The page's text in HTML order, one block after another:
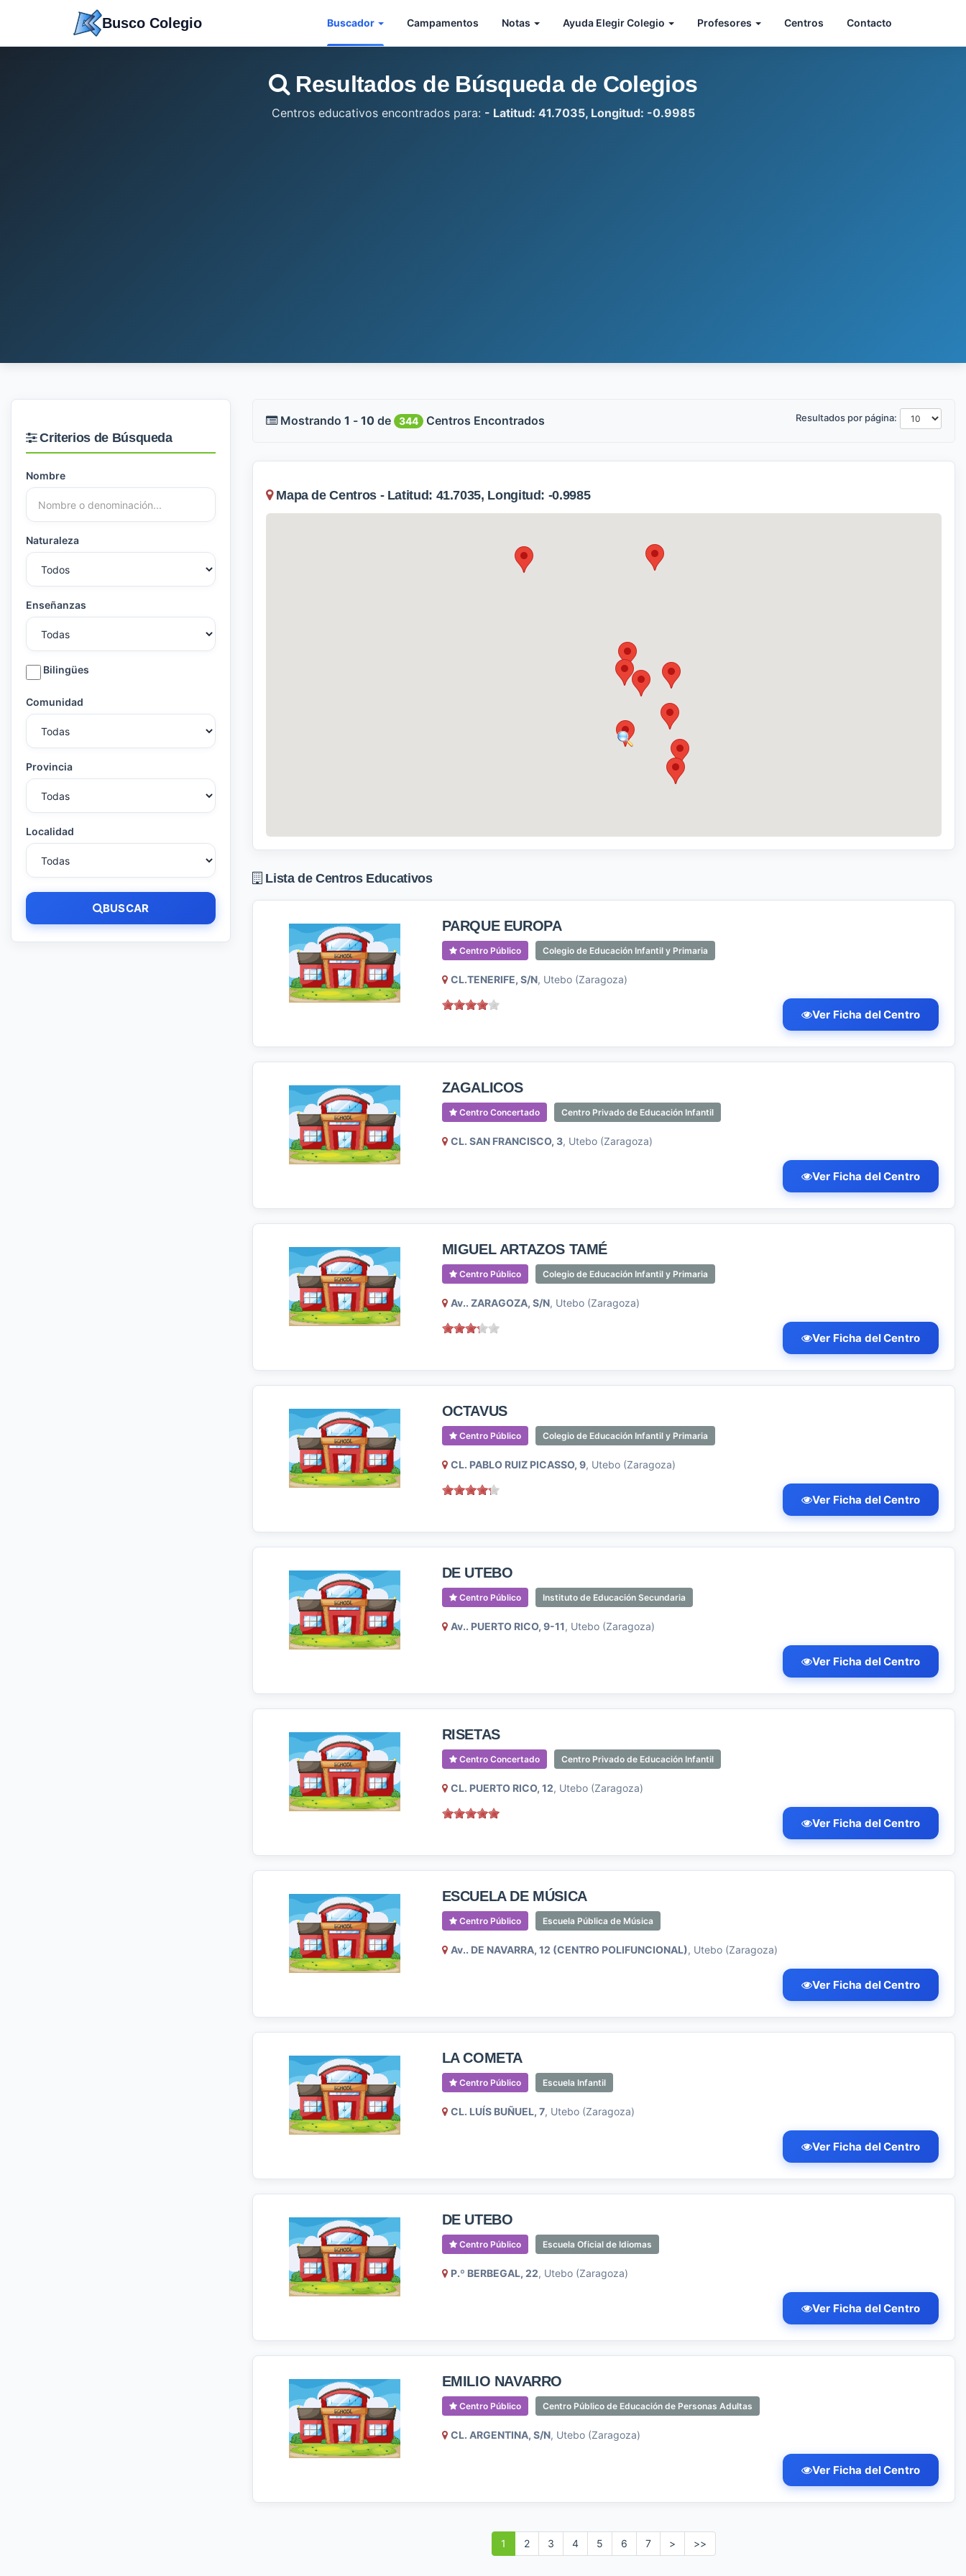
Busco Colegio Buscador Campamentos Notas Ayuda Elegir Colegio Profesores Centros Contacto
Resultados de Búsqueda de Colegios
Centros educativos encontrados para: - Latitud: 41.7035, Longitud: -0.9985
Criterios de Búsqueda
Nombre
Naturaleza
Enseñanzas
Bilingües
Comunidad
Provincia
Localidad
BUSCAR
Mostrando 1 - 10 de 344 Centros Encontrados Resultados por página:
Mapa de Centros - Latitud: 41.7035, Longitud: -0.9985
Lista de Centros Educativos
PARQUE EUROPA
Centro Público Colegio de Educación Infantil y Primaria
CL.TENERIFE, S/N, Utebo (Zaragoza)
Ver Ficha del Centro
ZAGALICOS
Centro Concertado Centro Privado de Educación Infantil
CL. SAN FRANCISCO, 3, Utebo (Zaragoza)
Ver Ficha del Centro
MIGUEL ARTAZOS TAMÉ
Centro Público Colegio de Educación Infantil y Primaria
Av.. ZARAGOZA, S/N, Utebo (Zaragoza)
Ver Ficha del Centro
OCTAVUS
Centro Público Colegio de Educación Infantil y Primaria
CL. PABLO RUIZ PICASSO, 9, Utebo (Zaragoza)
Ver Ficha del Centro
DE UTEBO
Centro Público Instituto de Educación Secundaria
Av.. PUERTO RICO, 9-11, Utebo (Zaragoza)
Ver Ficha del Centro
RISETAS
Centro Concertado Centro Privado de Educación Infantil
CL. PUERTO RICO, 12, Utebo (Zaragoza)
Ver Ficha del Centro
ESCUELA DE MÚSICA
Centro Público Escuela Pública de Música
Av.. DE NAVARRA, 12 (CENTRO POLIFUNCIONAL), Utebo (Zaragoza)
Ver Ficha del Centro
LA COMETA
Centro Público Escuela Infantil
CL. LUÍS BUÑUEL, 7, Utebo (Zaragoza)
Ver Ficha del Centro
DE UTEBO
Centro Público Escuela Oficial de Idiomas
P.º BERBEGAL, 22, Utebo (Zaragoza)
Ver Ficha del Centro
EMILIO NAVARRO
Centro Público Centro Público de Educación de Personas Adultas
CL. ARGENTINA, S/N, Utebo (Zaragoza)
Ver Ficha del Centro
1 2 3 4 5 6 7 > >>